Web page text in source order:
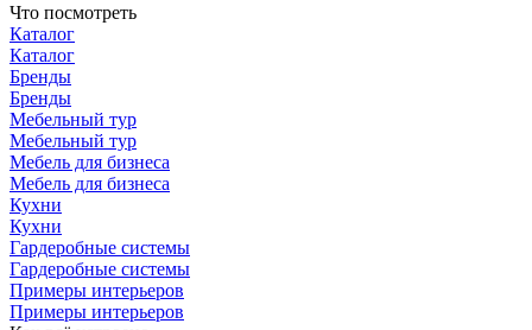
Что посмотреть
Каталог
Каталог
Бренды
Бренды
Мебельный тур
Мебельный тур
Мебель для бизнеса
Мебель для бизнеса
Кухни
Кухни
Гардеробные системы
Гардеробные системы
Примеры интерьеров
Примеры интерьеров